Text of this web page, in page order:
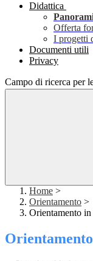
Didattica
Offerta
I progetti
Documenti utili
Privacy
Campo di ricerca per
Home >
Orientamento >
Orientamento in